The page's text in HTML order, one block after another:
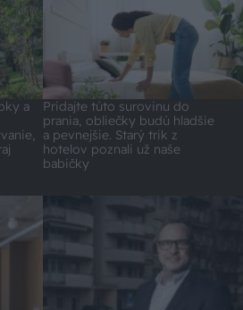
a
Pridajte túto surovinu do
prania, obliečky budú hladšie
a pevnejšie. Starý trik z
hotelov poznali už naše
babičky